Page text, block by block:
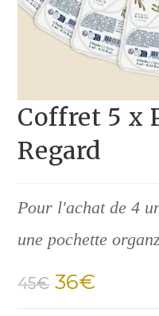
Coffret 5 x
Regard
Pour l'achat de 4
une pochette
45€ 36€